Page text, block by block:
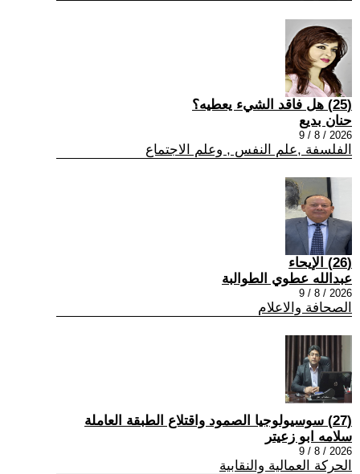
(25) هل فاقد الشيء يعطيه؟
حنان بديع
2026 / 8 / 9
الفلسفة ,علم النفس , وعلم الاجتماع
(26) الإيحاء
عبدالله عطوي الطوالبة
2026 / 8 / 9
الصحافة والاعلام
(27) سوسيولوجيا الصمود واقتلاع الطبقة العاملة
سلامه ابو زعيتر
2026 / 8 / 9
الحركة العمالية والنقابية